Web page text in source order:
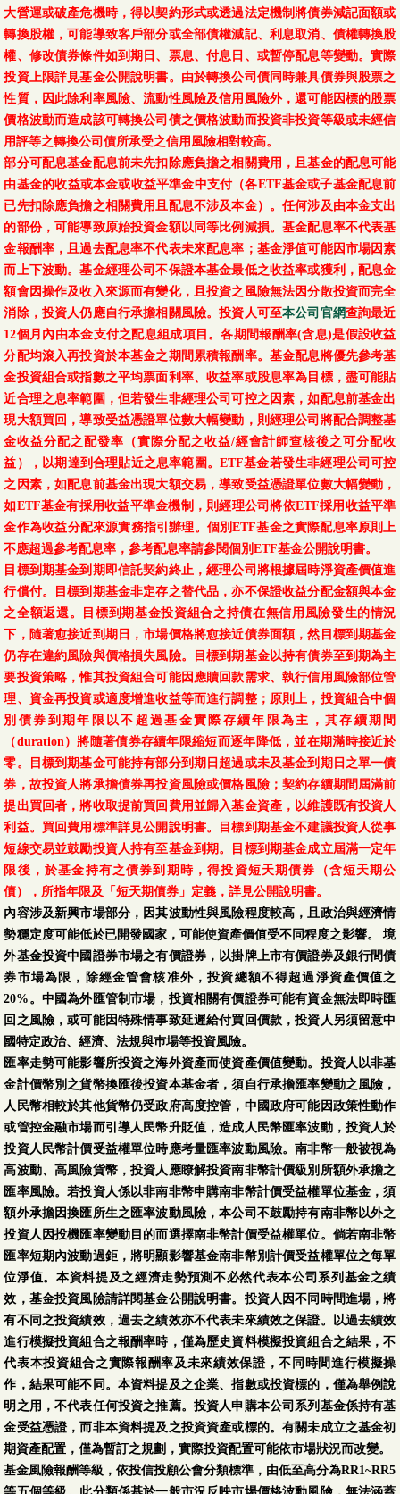
大營運或破產危機時，得以契約形式或透過法定機制將債券減記面額或
轉換股權，可能導致客戶部分或全部債權減記、利息取消、債權轉換股
權、修改債券條件如到期日、票息、付息日、或暫停配息等變動。實際
投資上限詳見基金公開說明書。由於轉換公司債同時兼具債券與股票之
性質，因此除利率風險、流動性風險及信用風險外，還可能因標的股票
價格波動而造成該可轉換公司債之價格波動而投資非投資等級或未經信
用評等之轉換公司債所承受之信用風險相對較高。
部分可配息基金配息前未先扣除應負擔之相關費用，且基金的配息可能
由基金的收益或本金或收益平準金中支付（各ETF基金或子基金配息前
已先扣除應負擔之相關費用且配息不涉及本金）。任何涉及由本金支出
的部份，可能導致原始投資金額以同等比例減損。基金配息率不代表基
金報酬率，且過去配息率不代表未來配息率；基金淨值可能因市場因素
而上下波動。基金經理公司不保證本基金最低之收益率或獲利，配息金
額會因操作及收入來源而有變化，且投資之風險無法因分散投資而完全
消除，投資人仍應自行承擔相關風險。投資人可至本公司官網查詢最近
12個月內由本金支付之配息組成項目。各期間報酬率(含息)是假設收益
分配均滾入再投資於本基金之期間累積報酬率。基金配息將優先參考基
金投資組合或指數之平均票面利率、收益率或股息率為目標，盡可能貼
近合理之息率範圍，但若發生非經理公司可控之因素，如配息前基金出
現大額買回，導致受益憑證單位數大幅變動，則經理公司將配合調整基
金收益分配之配發率（實際分配之收益/經會計師查核後之可分配收
益），以期達到合理貼近之息率範圍。ETF基金若發生非經理公司可控
之因素，如配息前基金出現大額交易，導致受益憑證單位數大幅變動，
如ETF基金有採用收益平準金機制，則經理公司將依ETF採用收益平準
金作為收益分配來源實務指引辦理。個別ETF基金之實際配息率原則上
不應超過參考配息率，參考配息率請參閱個別ETF基金公開說明書。
目標到期基金到期即信託契約終止，經理公司將根據屆時淨資產價值進
行償付。目標到期基金非定存之替代品，亦不保證收益分配金額與本金
之全額返還。目標到期基金投資組合之持債在無信用風險發生的情況
下，隨著愈接近到期日，市場價格將愈接近債券面額，然目標到期基金
仍存在違約風險與價格損失風險。目標到期基金以持有債券至到期為主
要投資策略，惟其投資組合可能因應贖回款需求、執行信用風險部位管
理、資金再投資或適度增進收益等而進行調整；原則上，投資組合中個
別債券到期年限以不超過基金實際存續年限為主，其存續期間
（duration）將隨著債券存續年限縮短而逐年降低，並在期滿時接近於
零。目標到期基金可能持有部分到期日超過或未及基金到期日之單一債
券，故投資人將承擔債券再投資風險或價格風險；契約存續期間屆滿前
提出買回者，將收取提前買回費用並歸入基金資產，以維護既有投資人
利益。買回費用標準詳見公開說明書。目標到期基金不建議投資人從事
短線交易並鼓勵投資人持有至基金到期。目標到期基金成立屆滿一定年
限後，於基金持有之債券到期時，得投資短天期債券（含短天期公
債），所指年限及「短天期債券」定義，詳見公開說明書。
內容涉及新興市場部分，因其波動性與風險程度較高，且政治與經濟情
勢穩定度可能低於已開發國家，可能使資產價值受不同程度之影響。 境
外基金投資中國證券市場之有價證券，以掛牌上市有價證券及銀行間債
券市場為限，除經金管會核准外，投資總額不得超過淨資產價值之
20%。中國為外匯管制市場，投資相關有價證券可能有資金無法即時匯
回之風險，或可能因特殊情事致延遲給付買回價款，投資人另須留意中
國特定政治、經濟、法規與巿場等投資風險。
匯率走勢可能影響所投資之海外資產而使資產價值變動。投資人以非基
金計價幣別之貨幣換匯後投資本基金者，須自行承擔匯率變動之風險，
人民幣相較於其他貨幣仍受政府高度控管，中國政府可能因政策性動作
或管控金融市場而引導人民幣升貶值，造成人民幣匯率波動，投資人於
投資人民幣計價受益權單位時應考量匯率波動風險。南非幣一般被視為
高波動、高風險貨幣，投資人應瞭解投資南非幣計價級別所額外承擔之
匯率風險。若投資人係以非南非幣申購南非幣計價受益權單位基金，須
額外承擔因換匯所生之匯率波動風險，本公司不鼓勵持有南非幣以外之
投資人因投機匯率變動目的而選擇南非幣計價受益權單位。倘若南非幣
匯率短期內波動過鉅，將明顯影響基金南非幣別計價受益權單位之每單
位淨值。本資料提及之經濟走勢預測不必然代表本公司系列基金之績
效，基金投資風險請詳閱基金公開說明書。投資人因不同時間進場，將
有不同之投資績效，過去之績效亦不代表未來績效之保證。以過去績效
進行模擬投資組合之報酬率時，僅為歷史資料模擬投資組合之結果，不
代表本投資組合之實際報酬率及未來績效保證，不同時間進行模擬操
作，結果可能不同。本資料提及之企業、指數或投資標的，僅為舉例說
明之用，不代表任何投資之推薦。投資人申購本公司系列基金係持有基
金受益憑證，而非本資料提及之投資資產或標的。有關未成立之基金初
期資產配置，僅為暫訂之規劃，實際投資配置可能依市場狀況而改變。
基金風險報酬等級，依投信投顧公會分類標準，由低至高分為RR1~RR5